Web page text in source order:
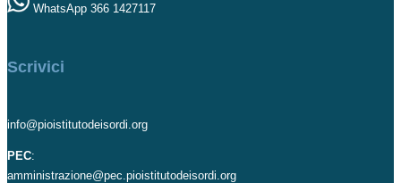
WhatsApp 366 1427117
Scrivici
info@pioistitutodeisordi.org
PEC:
amministrazione@pec.pioistitutodeisordi.org